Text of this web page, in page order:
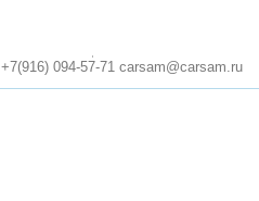
+7(916) 094-57-71 carsam@carsam.ru